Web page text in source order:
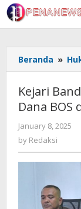
Skip
to
content
Beranda »
Kejari
Dana BOS
January 8, 2025
by Redaksi